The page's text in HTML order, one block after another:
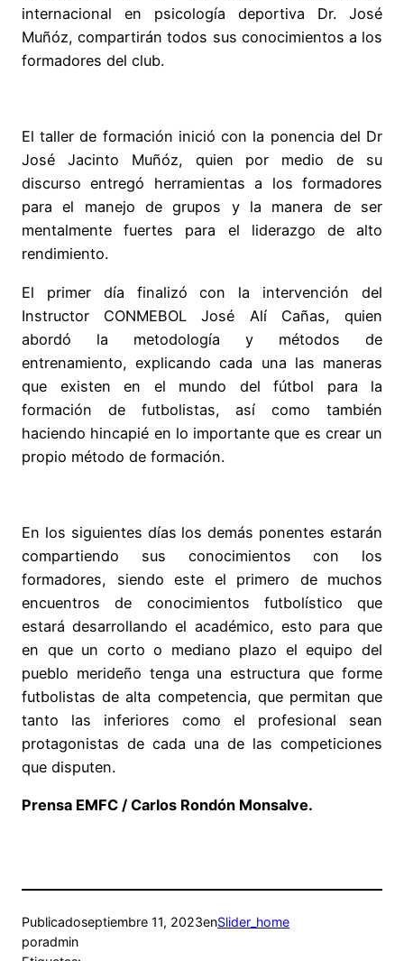
internacional en psicología deportiva Dr. José
Muñóz, compartirán todos sus conocimientos a los
formadores del club.
El taller de formación inició con la ponencia del Dr
José Jacinto Muñóz, quien por medio de su
discurso entregó herramientas a los formadores
para el manejo de grupos y la manera de ser
mentalmente fuertes para el liderazgo de alto
rendimiento.
El primer día finalizó con la intervención del
Instructor CONMEBOL José Alí Cañas, quien
abordó la metodología y métodos de
entrenamiento, explicando cada una las maneras
que existen en el mundo del fútbol para la
formación de futbolistas, así como también
haciendo hincapié en lo importante que es crear un
propio método de formación.
En los siguientes días los demás ponentes estarán
compartiendo sus conocimientos con los
formadores, siendo este el primero de muchos
encuentros de conocimientos futbolístico que
estará desarrollando el académico, esto para que
en que un corto o mediano plazo el equipo del
pueblo merideño tenga una estructura que forme
futbolistas de alta competencia, que permitan que
tanto las inferiores como el profesional sean
protagonistas de cada una de las competiciones
que disputen.
Prensa EMFC / Carlos Rondón Monsalve.
Publicadoseptiembre 11, 2023enSlider_home
poradmin